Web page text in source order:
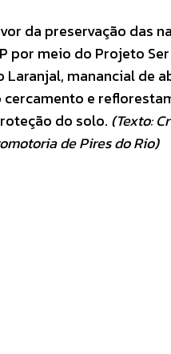
da preservação das
por meio do Projeto
manancial de
e
do solo. (Texto:
de Pires do Rio)